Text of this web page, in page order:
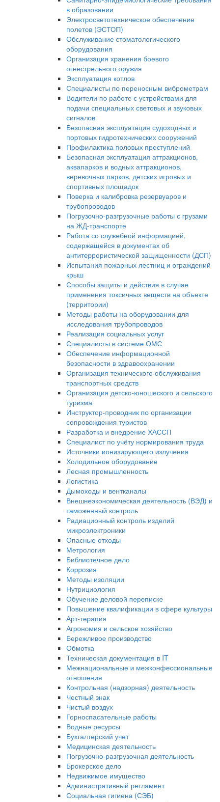
в образовании
Электросветотехническое обеспечение
полетов (ЭСТОП)
Обслуживание стоматологического
оборудования
Организация хранения боевого
огнестрельного оружия
Эксплуатация котлов
Специалисты по переносным виброметрам
Водители по работе с устройствами для
подачи специальных световых и звуковых
сигналов
Безопасная эксплуатация судоходных и
портовых гидротехнических сооружений
Профилактика половых преступлений
Безопасная эксплуатация аттракционов,
аквапарков и водных аттракционов,
веревочных парков, детских игровых и
спортивных площадок
Поверка и калибровка резервуаров и
трубопроводов
Погрузочно-разгрузочные работы с грузами
на ЖД-транспорте
Работа со служебной информацией,
содержащейся в документах об
антитеррористической защищенности (ДСП)
Испытания пожарных лестниц и ограждений
крыш
Способы защиты и действия в случае
применения токсичных веществ на объекте
(территории)
Методы работы на оборудовании для
исследования трубопроводов
Реализация социальных услуг
Специалисты в системе ОМС
Обеспечение информационной
безопасности в здравоохранении
Организация технического обслуживания
транспортных средств
Организация детско-юношеского и сельского
туризма
Инструктор-проводник по организации
сопровождения туристов
Разработка и внедрение ХАССП
Специалист по учёту нормирования труда
Источники ионизирующего излучения
Холодильное оборудование
Лесная промышленность
Логистика
Дымоходы и вентканалы
Внешнеэкономическая деятельность (ВЭД) и
таможенный контроль
Радиационный контроль изделий
микроэлектроники
Опасные отходы
Метрология
Библиотечное дело
Коррозия
Методы изоляции
Нутрициология
Обучение деловой переписке
Повышение квалификации в сфере культуры
Арт-терапия
Агрономия и сельское хозяйство
Бережливое производство
Обмотка
Техническая документация в IT
Межнациональные и межконфессиональные
отношения
Контрольная (надзорная) деятельность
Честный знак
Чистый воздух
Горноспасательные работы
Водные ресурсы
Бухгалтерский учет
Медицинская деятельность
Погрузочно-разгрузочная деятельность
Брокерское дело
Недвижимое имущество
Административный регламент
Социальная гигиена (СЭБ)